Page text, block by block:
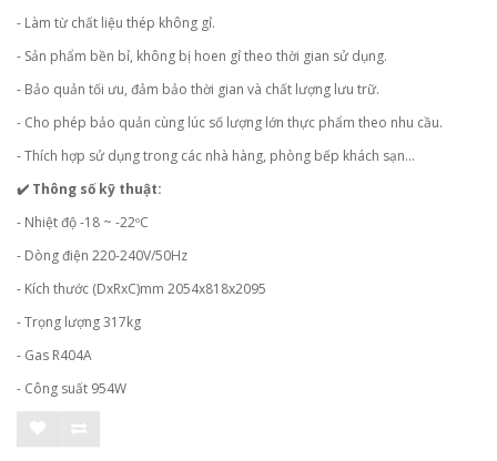
- Làm từ chất liệu thép không gỉ.
- Sản phẩm bền bỉ, không bị hoen gỉ theo thời gian sử dụng.
- Bảo quản tối ưu, đảm bảo thời gian và chất lượng lưu trữ.
- Cho phép bảo quản cùng lúc số lượng lớn thực phẩm theo nhu cầu.
- Thích hợp sử dụng trong các nhà hàng, phòng bếp khách sạn…
✔️ Thông số kỹ thuật:
- Nhiệt độ -18 ~ -22ºC
- Dòng điện 220-240V/50Hz
- Kích thước (DxRxC)mm 2054x818x2095
- Trọng lượng 317kg
- Gas R404A
- Công suất 954W